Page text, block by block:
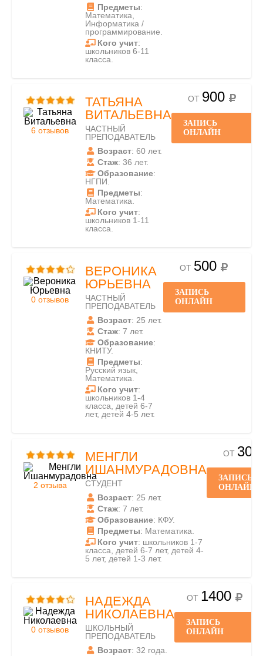
Предметы:
Математика,
Информатика /
программирование.
Кого учит:
школьников 6-11
класса.
6 отзывов
ТАТЬЯНА
ВИТАЛЬЕВНА
ЧАСТНЫЙ
ПРЕПОДАВАТЕЛЬ
Возраст: 60 лет.
Стаж: 36 лет.
Образование:
НГПИ.
Предметы:
Математика.
Кого учит:
школьников 1-11
класса.
ОТ 900
ЗАПИСЬ
ОНЛАЙН
0 отзывов
ВЕРОНИКА
ЮРЬЕВНА
ЧАСТНЫЙ
ПРЕПОДАВАТЕЛЬ
Возраст: 25 лет.
Стаж: 7 лет.
Образование:
КНИТУ.
Предметы:
Русский язык,
Математика.
Кого учит:
школьников 1-4
класса, детей 6-7
лет, детей 4-5 лет.
ОТ 500
ЗАПИСЬ
ОНЛАЙН
2 отзыва
МЕНГЛИ
ИШАНМУРАДОВНА
СТУДЕНТ
Возраст: 25 лет.
Стаж: 7 лет.
Образование: КФУ.
Предметы: Математика.
Кого учит: школьников 1-7
класса, детей 6-7 лет, детей 4-
5 лет, детей 1-3 лет.
ОТ 300
ЗАПИСЬ
ОНЛАЙН
0 отзывов
НАДЕЖДА
НИКОЛАЕВНА
ШКОЛЬНЫЙ
ПРЕПОДАВАТЕЛЬ
Возраст: 32 года.
ОТ 1400
ЗАПИСЬ
ОНЛАЙН